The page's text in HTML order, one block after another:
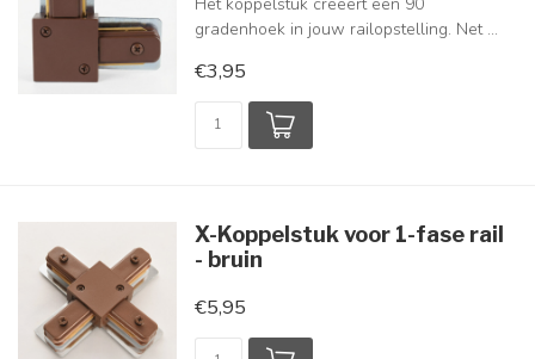
gradenhoek in jouw railopstelling. Net ...
€3,95
X-Koppelstuk voor 1-fase rail
- bruin
€5,95